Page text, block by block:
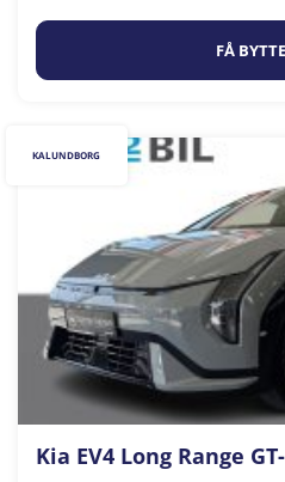
FÅ
Kia EV4 Long Range
KALUNDBORG